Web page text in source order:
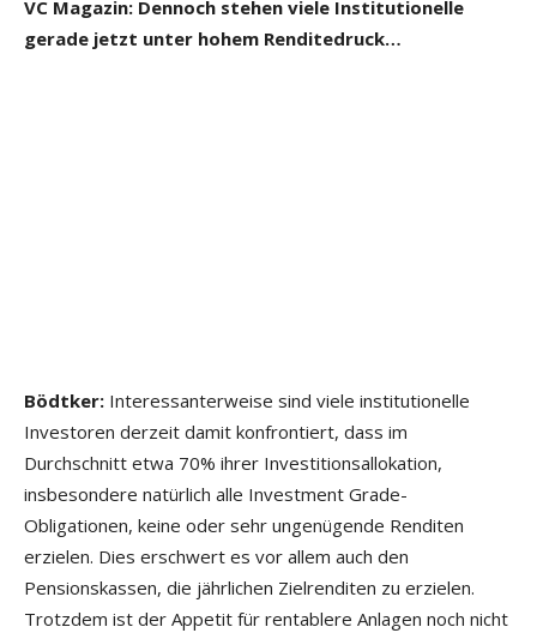
VC Magazin: Dennoch stehen viele Institutionelle
gerade jetzt unter hohem Renditedruck…
Bödtker: Interessanterweise sind viele institutionelle
Investoren derzeit damit konfrontiert, dass im
Durchschnitt etwa 70% ihrer Investitionsallokation,
insbesondere natürlich alle Investment Grade-
Obligationen, keine oder sehr ungenügende Renditen
erzielen. Dies erschwert es vor allem auch den
Pensionskassen, die jährlichen Zielrenditen zu erzielen.
Trotzdem ist der Appetit für rentablere Anlagen noch nicht